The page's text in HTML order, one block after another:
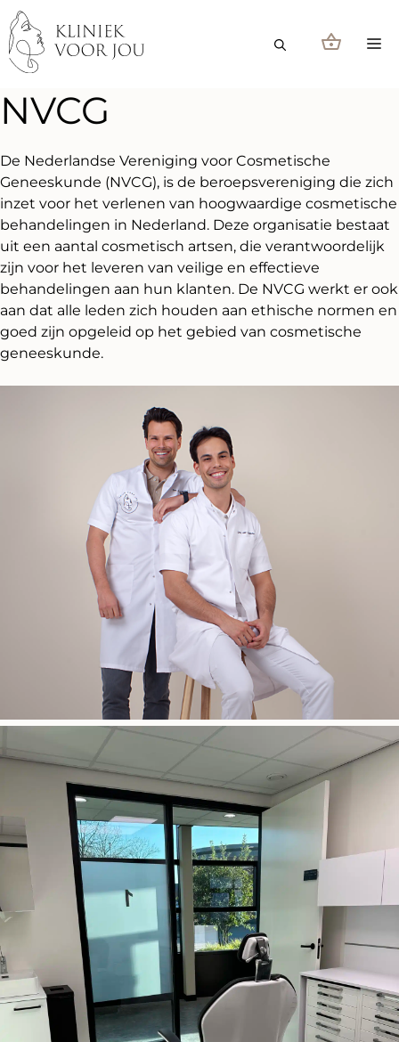
Ga
naar
de
inhoud
NVCG
De Nederlandse Vereniging voor Cosmetische
Geneeskunde (NVCG), is de beroepsvereniging die zich
inzet voor het verlenen van hoogwaardige cosmetische
behandelingen in Nederland. Deze organisatie bestaat
uit een aantal cosmetisch artsen, die verantwoordelijk
zijn voor het leveren van veilige en effectieve
behandelingen aan hun klanten. De NVCG werkt er ook
aan dat alle leden zich houden aan ethische normen en
goed zijn opgeleid op het gebied van cosmetische
geneeskunde.